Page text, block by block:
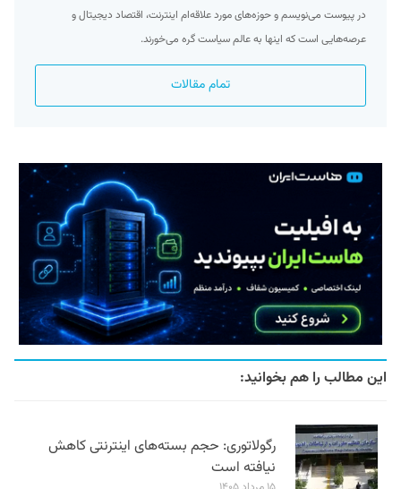
در پیوست می‌نویسم و حوزه‌‌های مورد علاقه‌ام اینترنت، اقتصاد دیجیتال و
عرصه‌هایی است که اینها به عالم سیاست گره می‌خورند.
تمام مقالات
این مطالب را هم بخوانید:
رگولاتوری: حجم بسته‌های اینترنتی کاهش
نیافته است